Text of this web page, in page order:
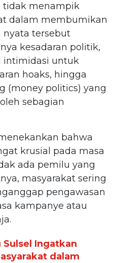
tidak menampik
dalam membumikan
nyata tersebut
kesadaran politik,
intimidasi untuk
hoaks, hingga
(money politics) yang
sebagian
bahwa
krusial pada masa
ada pemilu yang
masyarakat sering
pengawasan
kampanye atau
Sulsel Ingatkan
dalam